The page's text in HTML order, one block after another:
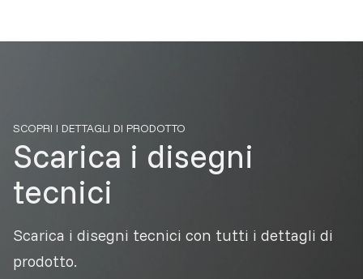
SCOPRI I DETTAGLI DI PRODOTTO
Scarica i disegni
tecnici
Scarica i disegni tecnici con tutti i dettagli di
prodotto.